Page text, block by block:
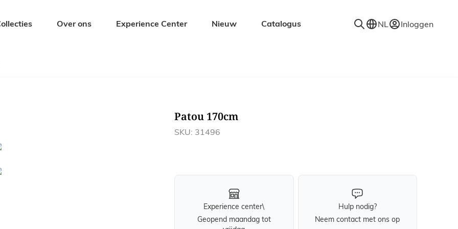
Tuinstoelen
Ligbedden
Over ons Experience Center Nieuw Catalogus NL Inloggen
Patou 170cm
SKU: 31496
Experience center\
Geopend maandag tot
Hulp nodig?
Neem contact met ons op